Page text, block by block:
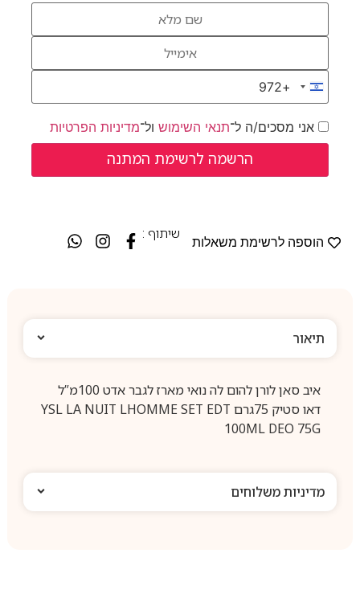
Israel +972
+972
אני מסכים/ה ל־תנאי השימושול־מדיניות הפרטיות
הוספה לרשימת משאלות
שיתוף :
תיאור
איב סאן לורן להום לה נואי מארז לגבר אדט 100מ”ל
דאו סטיק 75גרם YSL LA NUIT LHOMME SET EDT
100ML DEO 75G
מדיניות משלוחים